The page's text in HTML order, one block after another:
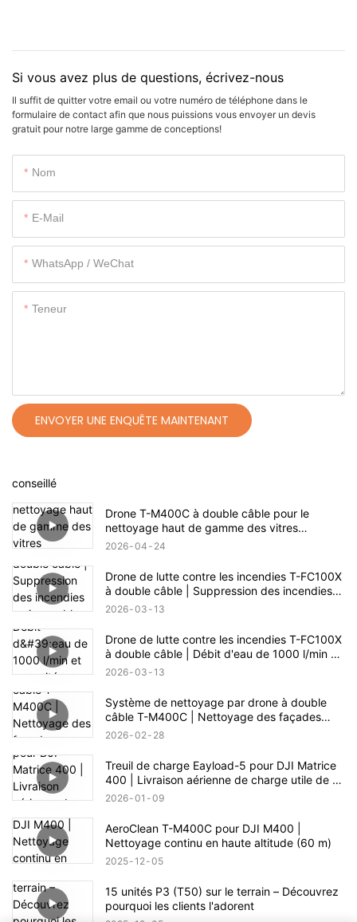
Si vous avez plus de questions, écrivez-nous
Il suffit de quitter votre email ou votre numéro de téléphone dans le
formulaire de contact afin que nous puissions vous envoyer un devis
gratuit pour notre large gamme de conceptions!
Nom
E-Mail
WhatsApp / WeChat
Teneur
ENVOYER UNE ENQUÊTE MAINTENANT
conseillé
Drone T-M400C à double câble pour le
nettoyage haut de gamme des vitres
extérieures résidentielles | Portée de 60 m
2026 04 24
Drone de lutte contre les incendies T-FC100X
à double câble | Suppression des incendies
en immeubles de grande hauteur jusqu'à 100
2026 03 13
Drone de lutte contre les incendies T-FC100X
à double câble | Débit d'eau de 1000 l/min et
capacité d'intervention en cas d'incendie en
2026 03 13
Système de nettoyage par drone à double
câble T-M400C | Nettoyage des façades
vitrées de centres commerciaux
2026 02 28
Treuil de charge Eayload-5 pour DJI Matrice
400 | Livraison aérienne de charge utile de 5
kg et contrôle PSDK
2026 01 09
AeroClean T-M400C pour DJI M400 |
Nettoyage continu en haute altitude (60 m)
2025 12 05
15 unités P3 (T50) sur le terrain – Découvrez
pourquoi les clients l'adorent